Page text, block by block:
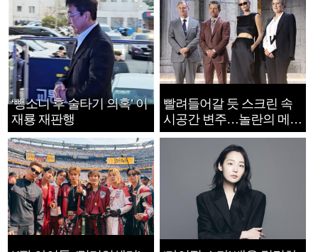
‘뺑소니 후 술타기 의혹’ 이
재룡 재판행
빨려들어갈 듯 스크린 속
시공간 변주…놀란의 메시
지는 ‘전쟁 속죄’